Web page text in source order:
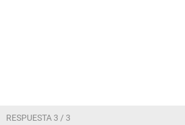
RESPUESTA 3 / 3